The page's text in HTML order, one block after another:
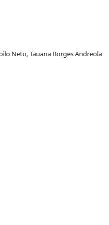
Neto, Tauana Borges Andreola